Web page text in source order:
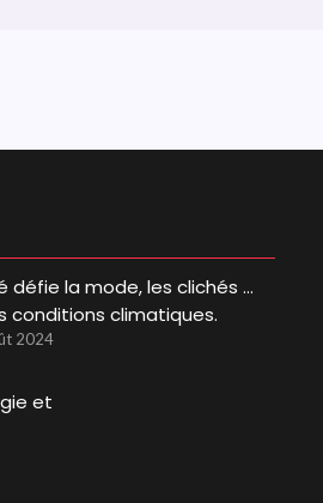
défie la mode, les clichés …
conditions climatiques.
2024
et